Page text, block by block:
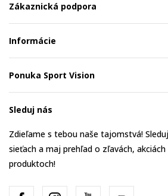
Zákaznická podpora
Informácie
Ponuka Sport Vision
Sleduj nás
Zdieľame s tebou naše tajomstvá!
sieťach a maj prehľad o zľavách,
produktoch!